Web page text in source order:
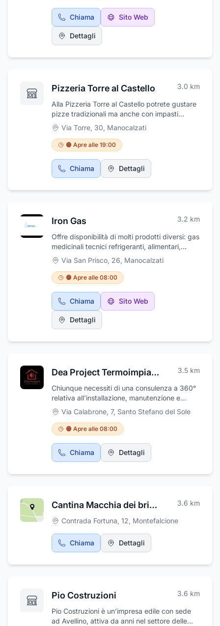
chiamaci al numero 0825985259 per il
servizio di consegna a domicilio. Buono
propone anche elettrodomestici specializzati
ed espone lavatrici, forni, lavastoviglie,
elettrodomestici da incasso, piccoli
Inoltre, vi sono anche molte idee regalo,
Chiama Sito Web
Dettagli
Pizzeria Torre al Castello 3.0 km
Alla Pizzeria Torre al Castello potrete gustare
pizze tradizionali ma anche con impasti
speciali, in un ambiente giovane e dinamica.
Trascorrerete le vostre serate con musica dal
vivo, assaporando le nostre specialità,
realizzate anche senza lattosio, e i nostri
antipasti, preparati con prodotti freschi.
Siamo disponibili come location per
altra ricorrenza.
Via Torre, 30, Manocalzati
🟠 Apre alle 19:00
Chiama Dettagli
Iron Gas 3.2 km
Offre disponibilità di molti prodotti diversi: gas
medicinali tecnici refrigeranti, alimentari,
materiali per la saldatura, macchine ed
impianti TIG, MIG, MMA, plasma e per la
refrigerazione ed il condizionamento, nonché
abiti da lavoro ed antinfortunistici e materiale
per l’allestimento di ambulanze e piccoli
ambulatori. Commercializza, inoltre, tutto ciò
che serve all'utilizzo degli stessi, quindi
riduttori di pressione, metalli di apporto,
specializzata nel campo dell’ossigenoterapia
Via San Prisco, 26, Manocalzati
🟠 Apre alle 08:00
Chiama Sito Web
Dettagli
Dea Project Termoimpianti di Esposito Antonio 3.5 km
Chiunque necessiti di una consulenza a 360°
relativa all’installazione, manutenzione e
progettazione di termo-impianti, industriali o
ad uso civile e privato, può rivolgersi a Dea
Project Termoimpianti e troverà competenza
e professionalità. La ditta effettuerà un
sopralluogo in modo da valutare ogni tipologia
d’intervento da effettuare, poi procederà con
opere da realizzare. Gli esperti di Dea Project
di tutti i costi dell’intervento da effettuare con
una descrizione dettagliata di tutte le
operazioni necessarie ad un costo davvero
tra i più competitivi sul mercato del settore.
Via Calabrone, 7, Santo Stefano del Sole
🟠 Apre alle 08:00
Chiama Dettagli
Cantina Macchia dei briganti 3.6 km
Contrada Fortuna, 12, Montefalcione
Chiama Dettagli
Pio Costruzioni 3.6 km
Pio Costruzioni è un’impresa edile con sede
ad Avellino, attiva da anni nel settore delle